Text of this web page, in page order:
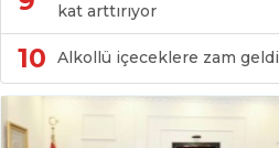
kat arttırıyor
10 Alkollü içeceklere zam geldi